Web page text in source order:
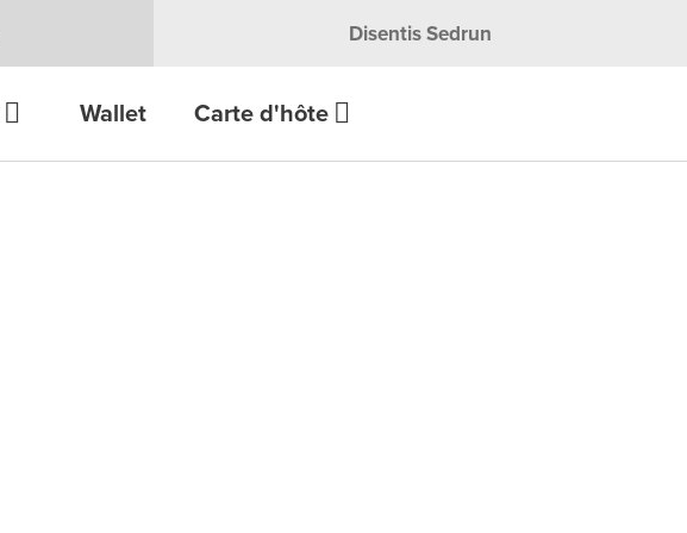
Disentis Sedrun
Wallet Carte d'hôte